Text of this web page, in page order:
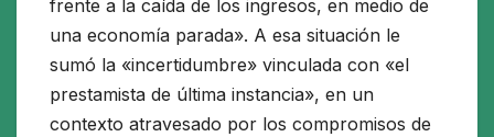
frente a la caída de los ingresos, en medio de
una economía parada». A esa situación le
sumó la «incertidumbre» vinculada con «el
prestamista de última instancia», en un
contexto atravesado por los compromisos de